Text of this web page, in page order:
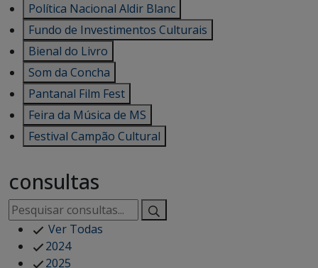
Política Nacional Aldir Blanc
Fundo de Investimentos Culturais
Bienal do Livro
Som da Concha
Pantanal Film Fest
Feira da Música de MS
Festival Campão Cultural
consultas
Ver Todas
2024
2025